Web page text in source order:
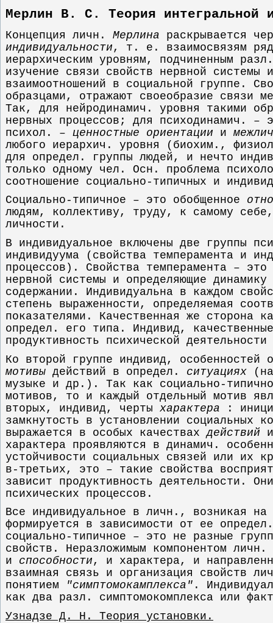
Мерлин В. С. Теория интегральной
Концепция личн. Мерлина раскрывается
индивидуальности , т. е. взаимосвязям
иерархическим уровням, подчиненным
изучение связи свойств нервной системы
взаимоотношений в социальной группе.
образцами, отражают своеобразие связи
Так, для нейродинамич. уровня такими
нервных процессов; для психодинамич. –
психол. – ценностные ориентации и
любого иерархич. уровня (биохим.,
для определ. группы людей, и нечто
только одному чел. Осн. проблема
соотношение социально-типичных и
Социально-типичное – это обобщенное
людям, коллективу, труду, к самому
личности.
В индивидуальное включены две группы
индивидуума (свойства темперамента и
процессов). Свойства темперамента –
нервной системы и определяющие
содержании. Индивидуальна в каждом
степень выраженности, определяемая
показателями. Качественная же сторона
определ. его типа. Индивид,
продуктивность психической
Ко второй группе индивид, особенностей
мотивы действий в определ. ситуациях
музыке и др.). Так как социально-
мотивов, то и каждый отдельный мотив
вторых, индивид, черты характера :
замкнутость в установлении социальных
выражается в особых качествахдействий
характера проявляются в динамич.
устойчивости социальных связей или их
в-третьих, это – такие свойства
зависит продуктивность деятельности.
психических процессов.
Все индивидуальное в личн., возникая на
формируется в зависимости от ее
социально-типичное – это не разные
свойств. Неразложимым компонентом
и способности, и характера, и
взаимная связь и организация свойств
понятием
"симптомокамплекса" .
как два разл. симптомокомплекса или
Узнадзе Д. Н. Теория установки.